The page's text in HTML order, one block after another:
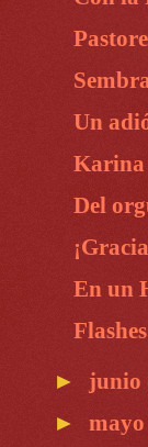
Un
Karina
Del
En un
► junio
► mayo